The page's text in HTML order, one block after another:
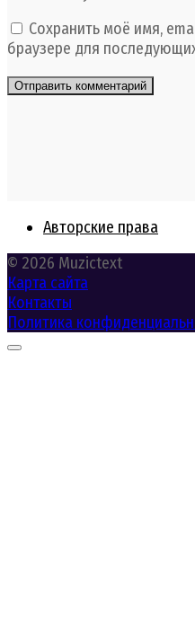
Сохранить моё имя,
браузере для
Авторские права
© 2026 Muzictext
Карта сайта
Контакты
Политика